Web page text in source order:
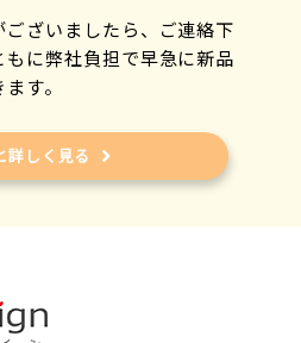
ざいましたら、ご連絡下
に弊社負担で早急に新品
す。
詳しく見る